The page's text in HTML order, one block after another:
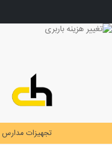
تجهیزات مدارس